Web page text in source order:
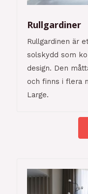
Rullgardiner
Rullgardinen är
solskydd som
design. Den
och finns i flera
Large.